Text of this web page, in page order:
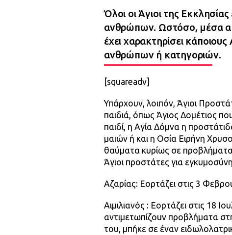
Όλοι οι Άγιοι της
ανθρώπων. Ωστόσο, μέσα
έχει χαρακτηρίσει
ανθρώπων ή κατηγοριών.
[squareadv]
Υπάρχουν, λοιπόν, Άγιοι
παιδιά, όπως Άγιος Δομέτιος
παιδί, η Αγία Δόμνα η
μαιών ή και η Οσία Ειρήνη
θαύματα κυρίως σε
Άγιοι προστάτες για
Αζαρίας: Εορτάζει στις 3
Αιμιλιανός : Εορτάζει στις 18
αντιμετωπίζουν προβλήματα
του, μπήκε σε έναν